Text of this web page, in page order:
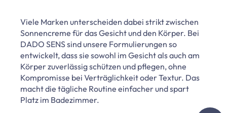
Viele Marken unterscheiden dabei strikt zwischen
Sonnencreme für das Gesicht und den Körper. Bei
DADO SENS sind unsere Formulierungen so
entwickelt, dass sie sowohl im Gesicht als auch am
Körper zuverlässig schützen und pflegen, ohne
Kompromisse bei Verträglichkeit oder Textur. Das
macht die tägliche Routine einfacher und spart
Platz im Badezimmer.